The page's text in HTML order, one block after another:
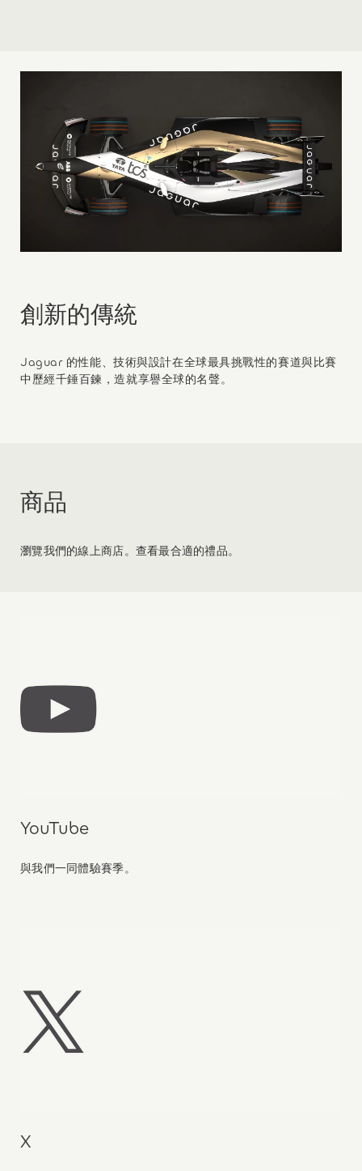
創新的傳統
Jaguar 的性能、技術與設計在全球最具挑戰性的賽道與比賽
中歷經千錘百鍊，造就享譽全球的名聲。
商品
瀏覽我們的線上商店。查看最合適的禮品。
YouTube
與我們一同體驗賽季。
X